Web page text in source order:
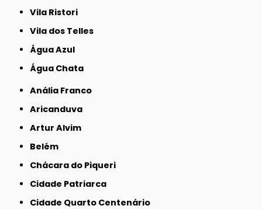
Vila Ristori
Vila dos Telles
Água Azul
Água Chata
Anália Franco
Aricanduva
Artur Alvim
Belém
Chácara do Piqueri
Cidade Patriarca
Cidade Quarto Centenário